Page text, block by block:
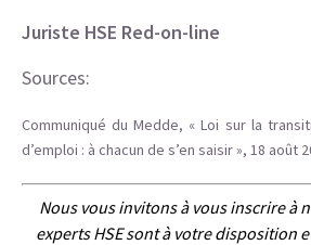
Juriste HSE Red-on-line
Sources:
Communiqué du Medde, « Loi sur la
d’emploi : à chacun de s’en saisir », 18 août
Nous vous invitons à vous inscrire à
experts HSE sont à votre disposition